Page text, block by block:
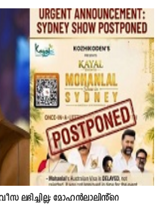
ലഭിച്ചില്ല; മോഹൻലാലിൻ്റെ